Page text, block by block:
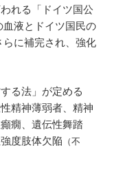
れる「ドイツ国公
血液とドイツ国民の
らに補完され、強化
る法」が定める
精神薄弱者、精神
癇、遺伝性舞踏
度肢体欠陥 （不